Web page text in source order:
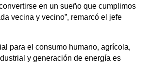
en un sueño que cumplimos
vecina y vecino”, remarcó el jefe
para el consumo humano, agrícola,
y generación de energía es